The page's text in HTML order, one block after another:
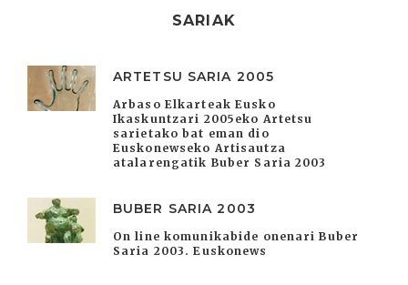
SARIAK
ARTETSU SARIA 2005
Arbaso Elkarteak Eusko
Ikaskuntzari 2005eko Artetsu
sarietako bat eman dio
Euskonewseko Artisautza
atalarengatik Buber Saria 2003
BUBER SARIA 2003
On line komunikabide onenari Buber
Saria 2003. Euskonews